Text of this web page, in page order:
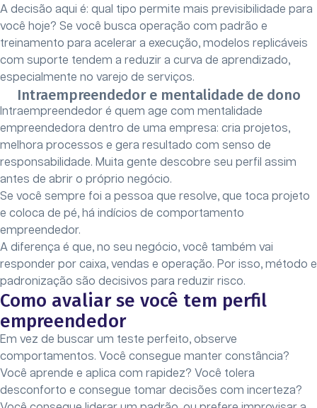
A decisão aqui é: qual tipo permite mais previsibilidade para
você hoje? Se você busca operação com padrão e
treinamento para acelerar a execução, modelos replicáveis
com suporte tendem a reduzir a curva de aprendizado,
especialmente no varejo de serviços.
Intraempreendedor e mentalidade de dono
Intraempreendedor é quem age com mentalidade
empreendedora dentro de uma empresa: cria projetos,
melhora processos e gera resultado com senso de
responsabilidade. Muita gente descobre seu perfil assim
antes de abrir o próprio negócio.
Se você sempre foi a pessoa que resolve, que toca projeto
e coloca de pé, há indícios de comportamento
empreendedor.
A diferença é que, no seu negócio, você também vai
responder por caixa, vendas e operação. Por isso, método e
padronização são decisivos para reduzir risco.
Como avaliar se você tem perfil
empreendedor
Em vez de buscar um teste perfeito, observe
comportamentos. Você consegue manter constância?
Você aprende e aplica com rapidez? Você tolera
desconforto e consegue tomar decisões com incerteza?